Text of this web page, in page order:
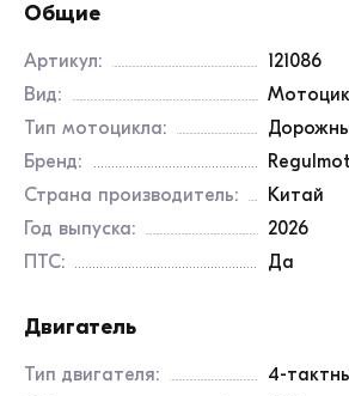
Общие
Артикул:
121086
Вид:
Тип мотоцикла:
Бренд:
Страна производитель:
Китай
Год выпуска:
2026
ПТС:
Да
Двигатель
Тип двигателя:
4-